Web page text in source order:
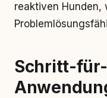
reaktiven Hunden,
Schritt-